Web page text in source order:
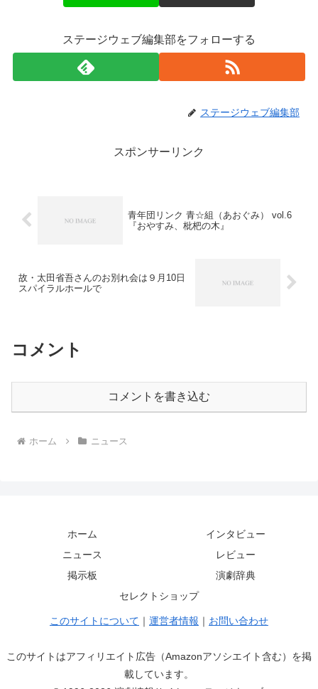
ステージウェブ編集部をフォローする
ステージウェブ編集部
スポンサーリンク
青年団リンク 青☆組（あおぐみ） vol.6
『おやすみ、枇杷の木』
故・太田省吾さんのお別れ会は９月10日
スパイラルホールで
コメント
コメントを書き込む
ホーム ニュース
ホーム
インタビュー
ニュース
レビュー
掲示板
演劇辞典
セレクトショップ
このサイトについて ｜ 運営者情報 ｜ お問い合わせ
このサイトはアフィリエイト広告（Amazonアソシエイト含む）を掲
載しています。